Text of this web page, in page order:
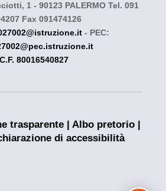
1 - 90123 PALERMO Tel. 091
Fax 091474126
- PEC:
C.F. 80016540827
trasparente | Albo pretorio |
di accessibilità